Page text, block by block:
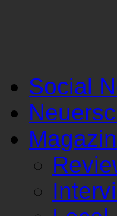
Social
Magazin